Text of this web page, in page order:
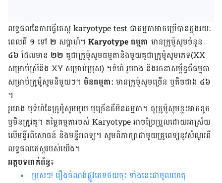
លទ្ធ​ផល​នៃ​ការ​ធ្វើ​តេស្ត karyotypetest ជា​ធម្មតា​អាច​ប្រើ​បាន​ក្នុង​រយៈ
ពេល​ពី ១ ទៅ ២ សប្តាហ៍។ Karyotype ធម្មតា មាន​ក្រូម៉ូសូម​ចំនួន
៤៦ ដែល​មាន ២២ គូ​ជា​ក្រូម៉ូសូម​ធម្មតា​និង​មួយ​គូ​ជា​ក្រូម៉ូសូម​​ភេទ(XX
សម្រាប់​ស្រី​និង XY សម្រាប់​ប្រុស) ។ទំហំ រូប​រាង និង​រចនា​សម្ព័ន្ធគឺ​ធម្មតា​
សម្រាប់​ក្រូម៉ូសូម​និមួយ​ៗ។ មិន​ធម្មតា: មាន​ក្រូម៉ូសូម​ច្រើន ឬ​តិច​ជាង ៤៦
។
រូបរាង ឬ​ទំហំ​នៃ​ក្រូម៉ូសូម​មួយ ឬ​ច្រើន​គឺ​មិន​ធម្មតា។ គូ​ក្រូម៉ូសូម​ខ្លះ​អាច​ខូច
ឬ​មិន​ត្រូវ​គូ។ តម្លៃ​ធម្មតា​របស់ Karyotype អាច​ប្រែ​ប្រួល​ដោយ​អាស្រ័យ​
លើ​មន្ទីរពិសោធន៍ និង​មន្ទីរពេទ្យ។ សូម​ពិភាក្សា​ជាមួយ​គ្រូពេទ្យ​នូវ​សំណួរ​ពី​
លទ្ធ​ផល​តេស្ត​របស់យើង​។
អត្ថបទពាក់ព័ន្ធ៖
ប្រុសៗ! រឿងចំណង់ផ្លូវភេទថយចុះ ទាំងនេះជាមូលហេតុ